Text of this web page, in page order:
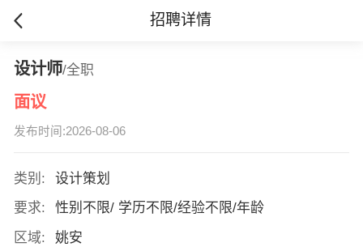
招聘详情
设计师/全职
面议
发布时间:2026-08-06
类别:
设计策划
要求:
性别不限/ 学历不限/经验不限/年龄
区域:
姚安